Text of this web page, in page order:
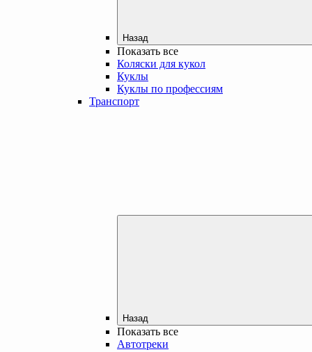
Назад
Показать все
Коляски для кукол
Куклы
Куклы по профессиям
Транспорт
Назад
Показать все
Автотреки